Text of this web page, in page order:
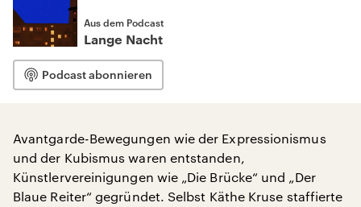
Aus dem Podcast
Lange Nacht
Podcast abonnieren
Avantgarde-Bewegungen wie der Expressionismus
und der Kubismus waren entstanden,
Künstlervereinigungen wie „Die Brücke“ und „Der
Blaue Reiter“ gegründet. Selbst Käthe Kruse staffierte